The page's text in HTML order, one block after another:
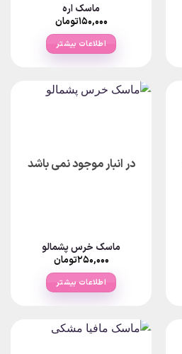
ماسک اره
۱۵۰,۰۰۰تومان
اطلاعات بیشتر
در انبار موجود نمی باشد
ماسک خرس پشمالو
۲۵۰,۰۰۰تومان
اطلاعات بیشتر